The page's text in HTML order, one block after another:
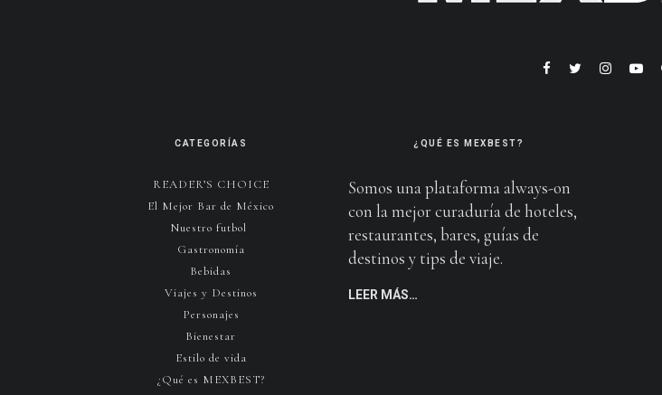
CATEGORÍAS
READER’S CHOICE
El Mejor Bar de México
Nuestro futbol
Gastronomía
Bebidas
Viajes y Destinos
Personajes
Bienestar
Estilo de vida
¿Qué es MEXBEST?
¿QUÉ ES MEXBEST?
Somos una plataforma always-on
con la mejor curaduría de hoteles,
restaurantes, bares, guías de
destinos y tips de viaje.
LEER MÁS…